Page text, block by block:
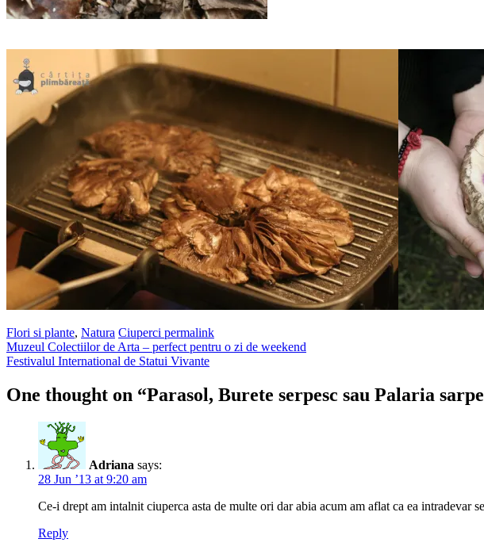
Flori si plante, Natura Ciuperci permalink
Post
navigation
Muzeul Colectiilor de Arta – perfect pentru o zi de weekend
Festivalul International de Statui Vivante
One thought on “Parasol, Burete serpesc sau Palaria
Adriana says:
28 Jun ’13 at 9:20 am
Ce-i drept am intalnit ciuperca asta de multe ori dar abia acum am aflat ca ea intradevar
Reply